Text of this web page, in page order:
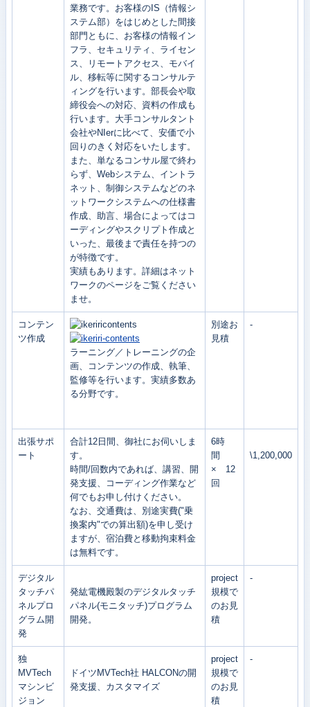
業務です。お客様のIS（情報シ
ステム部）をはじめとした間接
部門ともに、お客様の情報イン
フラ、セキュリティ、ライセン
ス、リモートアクセス、モバイ
ル、移転等に関するコンサルテ
ィングを行います。部長会や取
締役会への対応、資料の作成も
行います。大手コンサルタント
会社やNIerに比べて、安価で小
回りのきく対応をいたします。
また、単なるコンサル屋で終わ
らず、Webシステム、イントラ
ネット、制御システムなどのネ
ットワークシステムへの仕様書
作成、助言、場合によってはコ
ーディングやスクリプト作成と
いった、最後まで責任を持つの
が特徴です。
実績もあります。詳細はネット
ワークのページをご覧ください
ませ。
コンテン
ツ作成
ラーニング／トレーニングの企
画、コンテンツの作成、執筆、
監修等を行います。実績多数あ
る分野です。
別途お
見積
-
出張サポ
ート
合計12日間、御社にお伺いしま
す。
時間/回数内であれば、講習、開
発支援、コーディング作業など
何でもお申し付けください。
なお、交通費は、別途実費("乗
換案内"での算出額)を申し受け
ますが、宿泊費と移動拘束料金
は無料です。
6時
間
× 12
回
\1,200,000
デジタル
タッチパ
ネルプロ
グラム開
発
発紘電機殿製のデジタルタッチ
パネル(モニタッチ)プログラム
開発。
project
規模で
のお見
積
-
独
MVTech
マシンビ
ジョン
ドイツMVTech社 HALCONの開
発支援、カスタマイズ
project
規模で
のお見
積
-